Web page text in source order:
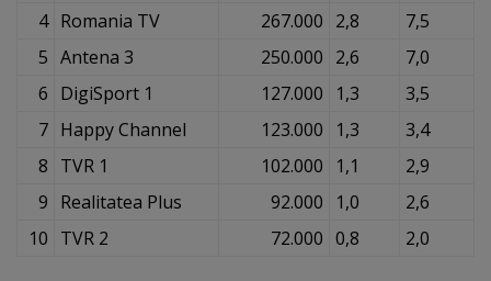
4 Romania TV 267.000 2,8
7,5
5 Antena 3 250.000 2,6
7,0
6 DigiSport 1 127.000 1,3
3,5
7 Happy Channel 123.000 1,3
3,4
8 TVR 1 102.000 1,1
2,9
9 Realitatea Plus 92.000 1,0
2,6
10 TVR 2 72.000 0,8 2,0